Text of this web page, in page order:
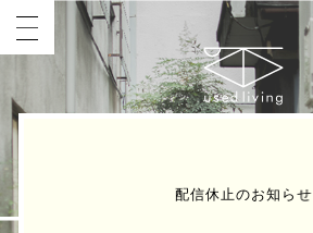
INDEX
配信休止のお知らせ